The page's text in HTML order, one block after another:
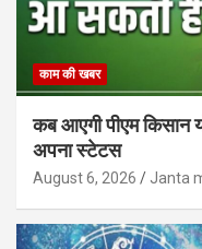
काम की खबर
कब आएगी पीएम किसान
अपना स्टेटस
August 6, 2026 Janta